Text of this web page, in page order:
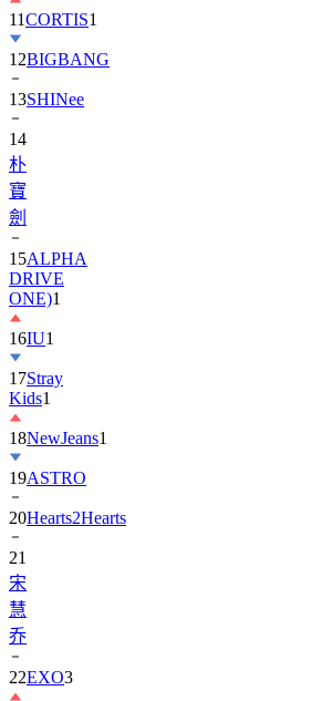
11CORTIS1
12BIGBANG
13SHINee
14
朴
寶
劍
15ALPHA
DRIVE
ONE)1
16IU1
17Stray
Kids1
18NewJeans1
19ASTRO
20Hearts2Hearts
21
宋
慧
乔
22EXO3